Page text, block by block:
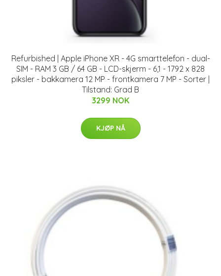
Refurbished | Apple iPhone XR - 4G smarttelefon - dual-
SIM - RAM 3 GB / 64 GB - LCD-skjerm - 6,1 - 1792 x 828
piksler - bakkamera 12 MP - frontkamera 7 MP - Sorter |
Tilstand: Grad B
3299 NOK
KJØP NÅ